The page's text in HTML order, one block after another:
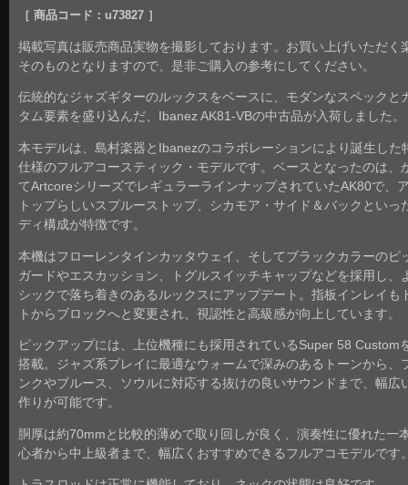
［ 商品コード：u73827 ］
掲載写真は販売商品実物を撮影しております。お買い上げいただく
そのものとなりますので、是非ご購入の参考にしてください。
伝統的なジャズギターのルックスをベースに、モダンなスペックと
タム要素を盛り込んだ、Ibanez AK81-VBの中古品が入荷しました。
本モデルは、島村楽器とIbanezのコラボレーションにより誕生した
仕様のフルアコースティック・モデルです。ベースとなったのは、
てArtcoreシリーズでレギュラーラインナップされていたAK80で、
トップらしいスプルーストップ、シカモア・サイド＆バックといっ
ディ構成が特徴です。
本機はフローレンタインカッタウェイ、そしてブラックカラーのピ
ガードやエスカッション、トグルスイッチキャップなどを採用し、
シックで落ち着きのあるルックスにアップデート。指板インレイも
トからブロックへと変更され、視認性と高級感が向上しています。
ピックアップには、上位機種にも採用されているSuper 58 Custom
搭載。ジャズ系プレイに最適なウォームで深みのあるトーンから、
ンクやブルース、ソウルに対応する抜けの良いサウンドまで、幅広
作りが可能です。
胴厚は約70mmと比較的薄めで取り回しが良く、演奏性に優れた一
心者から中上級者まで、幅広くおすすめできるフルアコモデルです